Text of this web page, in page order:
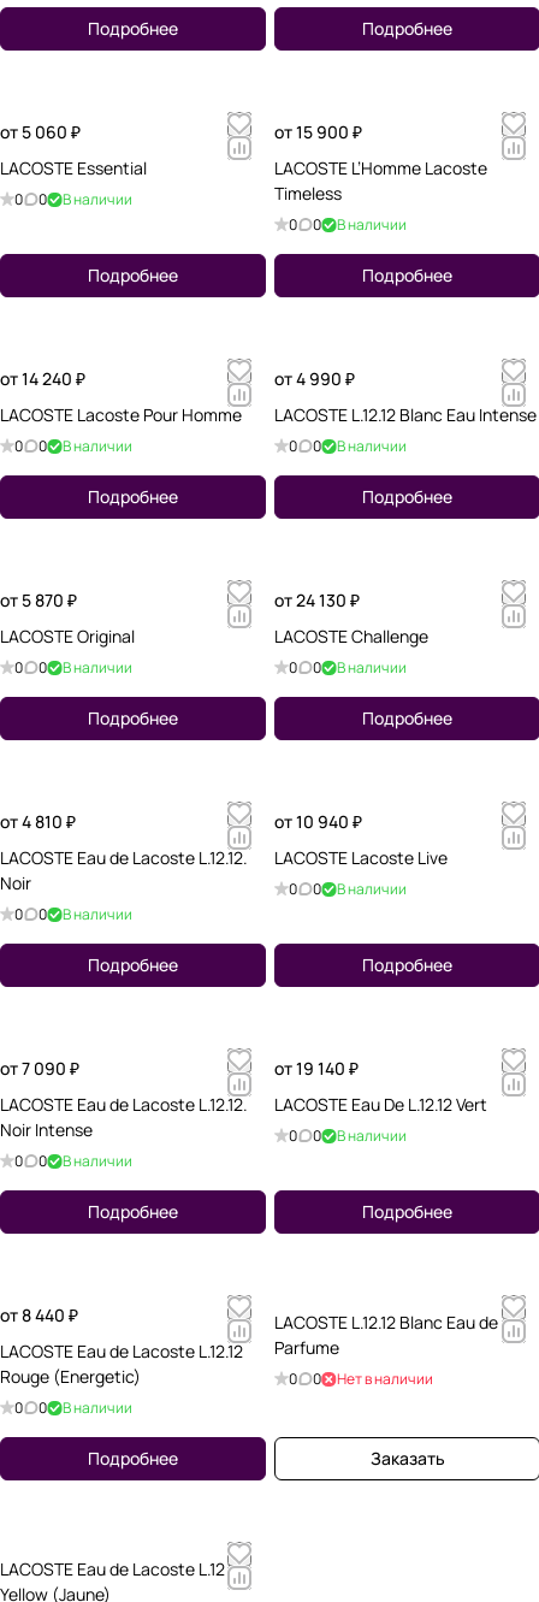
Подробнее Подробнее
от 5 060 ₽
LACOSTE Essential
0 0 В наличии
Подробнее
от 15 900 ₽
LACOSTE L’Homme Lacoste
Timeless
0 0 В наличии
Подробнее
от 14 240 ₽
LACOSTE Lacoste Pour Homme
0 0 В наличии
Подробнее
от 4 990 ₽
LACOSTE L.12.12 Blanc Eau Intense
0 0 В наличии
Подробнее
от 5 870 ₽
LACOSTE Original
0 0 В наличии
Подробнее
от 24 130 ₽
LACOSTE Challenge
0 0 В наличии
Подробнее
от 4 810 ₽
LACOSTE Eau de Lacoste L.12.12.
Noir
0 0 В наличии
Подробнее
от 10 940 ₽
LACOSTE Lacoste Live
0 0 В наличии
Подробнее
от 7 090 ₽
LACOSTE Eau de Lacoste L.12.12.
Noir Intense
0 0 В наличии
Подробнее
от 19 140 ₽
LACOSTE Eau De L.12.12 Vert
0 0 В наличии
Подробнее
от 8 440 ₽
LACOSTE Eau de Lacoste L.12.12
Rouge (Energetic)
0 0 В наличии
Подробнее
LACOSTE L.12.12 Blanc Eau de
Parfume
0 0 Нет в наличии
Заказать
LACOSTE Eau de Lacoste L.12.12
Yellow (Jaune)